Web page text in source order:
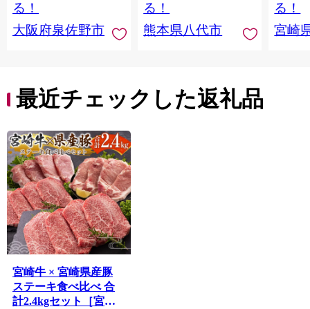
る！
大阪府泉佐野市
る！
熊本県八代市
る！
宮崎
最近チェックした返礼品
宮崎牛 × 宮崎県産豚
ステーキ食べ比べ 合
計2.4kgセット［宮崎